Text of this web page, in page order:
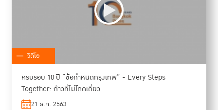
วิดีโอ
ครบรอบ 10 ปี “ข้อกำหนดกรุงเทพ” - Every Steps
Together: ก้าวที่ไม่โดดเดี่ยว
21 ธ.ค. 2563